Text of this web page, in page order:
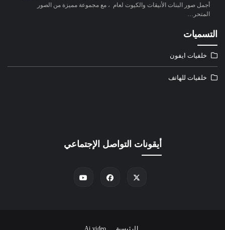
أجمل صور البنات الأنيقات والكيوت لعام ، مع مجموعة مميزة من الصور
المتحر…
التسميات
خلفيات ايفون
خلفيات للهاتف
أيقونات التواصل الإجتماعي
الرئيسية Ai video